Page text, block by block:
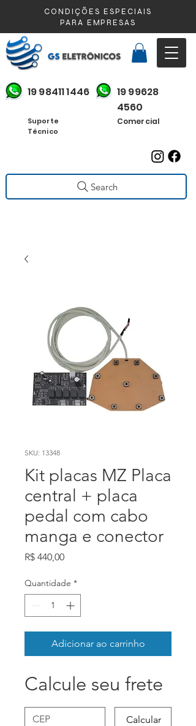
CONDIÇÕES ESPECIAIS
PARA EMPRESAS
19 98411 1446
Suporte
Técnico
19 99628
4560
Comercial
Search
SKU: 13348
Kit placas MZ Placa
central + placa
pedal com cabo
manga e conector
R$ 440,00Preço
Quantidade *
Adicionar ao carrinho
Calcule seu frete
Calcular